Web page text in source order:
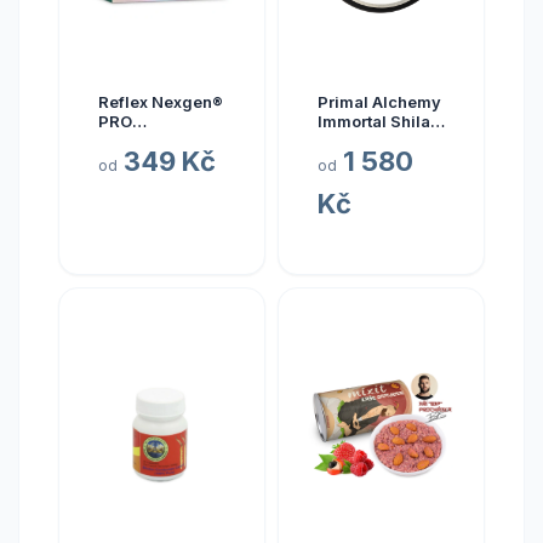
Reflex Nexgen®
PRO
NEW, 90 kapslí
od 349 Kč
Primal Alchemy
Immortal Shilajit
gramů
od 1 580
Kč